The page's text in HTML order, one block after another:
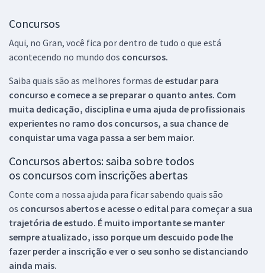
Concursos
Aqui, no Gran, você fica por dentro de tudo o que está
acontecendo no mundo dos concursos.
Saiba quais são as melhores formas de estudar para
concurso e comece a se preparar o quanto antes. Com
muita dedicação, disciplina e uma ajuda de profissionais
experientes no ramo dos concursos, a sua chance de
conquistar uma vaga passa a ser bem maior.
Concursos abertos: saiba sobre todos
os concursos com inscrições abertas
Conte com a nossa ajuda para ficar sabendo quais são
os concursos abertos e acesse o edital para começar a sua
trajetória de estudo. É muito importante se manter
sempre atualizado, isso porque um descuido pode lhe
fazer perder a inscrição e ver o seu sonho se distanciando
ainda mais.